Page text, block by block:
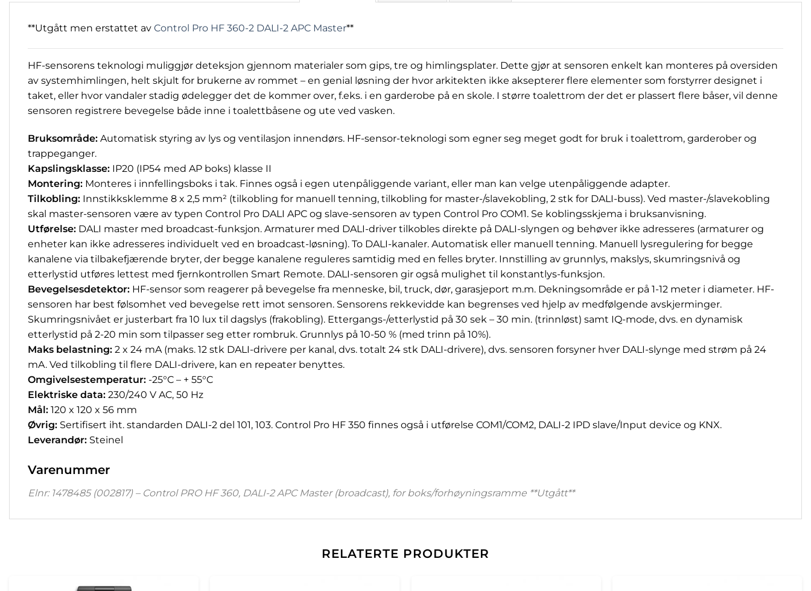
**Utgått men erstattet av Control Pro HF 360-2 DALI-2 APC Master**
HF-sensorens teknologi muliggjør deteksjon gjennom materialer som gips, tre og himlingsplater. Dette gjør at sensoren enkelt kan monteres på oversiden
av systemhimlingen, helt skjult for brukerne av rommet – en genial løsning der hvor arkitekten ikke aksepterer flere elementer som forstyrrer designet i
taket, eller hvor vandaler stadig ødelegger det de kommer over, f.eks. i en garderobe på en skole. I større toalettrom der det er plassert flere båser, vil denne
sensoren registrere bevegelse både inne i toalettbåsene og ute ved vasken.
Bruksområde: Automatisk styring av lys og ventilasjon innendørs. HF-sensor-teknologi som egner seg meget godt for bruk i toalettrom, garderober og
trappeganger.
Kapslingsklasse: IP20 (IP54 med AP boks) klasse II
Montering: Monteres i innfellingsboks i tak. Finnes også i egen utenpåliggende variant, eller man kan velge utenpåliggende adapter.
Tilkobling: Innstikksklemme 8 x 2,5 mm² (tilkobling for manuell tenning, tilkobling for master-/slavekobling, 2 stk for DALI-buss). Ved master-/slavekobling
skal master-sensoren være av typen Control Pro DALI APC og slave-sensoren av typen Control Pro COM1. Se koblingsskjema i bruksanvisning.
Utførelse: DALI master med broadcast-funksjon. Armaturer med DALI-driver tilkobles direkte på DALI-slyngen og behøver ikke adresseres (armaturer og
enheter kan ikke adresseres individuelt ved en broadcast-løsning). To DALI-kanaler. Automatisk eller manuell tenning. Manuell lysregulering for begge
kanalene via tilbakefjærende bryter, der begge kanalene reguleres samtidig med en felles bryter. Innstilling av grunnlys, makslys, skumringsnivå og
etterlystid utføres lettest med fjernkontrollen Smart Remote. DALI-sensoren gir også mulighet til konstantlys-funksjon.
Bevegelsesdetektor: HF-sensor som reagerer på bevegelse fra menneske, bil, truck, dør, garasjeport m.m. Dekningsområde er på 1-12 meter i diameter. HF-
sensoren har best følsomhet ved bevegelse rett imot sensoren. Sensorens rekkevidde kan begrenses ved hjelp av medfølgende avskjerminger.
Skumringsnivået er justerbart fra 10 lux til dagslys (frakobling). Ettergangs-/etterlystid på 30 sek – 30 min. (trinnløst) samt IQ-mode, dvs. en dynamisk
etterlystid på 2-20 min som tilpasser seg etter rombruk. Grunnlys på 10-50 % (med trinn på 10%).
Maks belastning: 2 x 24 mA (maks. 12 stk DALI-drivere per kanal, dvs. totalt 24 stk DALI-drivere), dvs. sensoren forsyner hver DALI-slynge med strøm på 24
mA. Ved tilkobling til flere DALI-drivere, kan en repeater benyttes.
Omgivelsestemperatur: -25°C – + 55°C
Elektriske data: 230/240 V AC, 50 Hz
Mål: 120 x 120 x 56 mm
Øvrig: Sertifisert iht. standarden DALI-2 del 101, 103. Control Pro HF 350 finnes også i utførelse COM1/COM2, DALI-2 IPD slave/Input device og KNX.
Leverandør: Steinel
Varenummer
Elnr: 1478485 (002817) – Control PRO HF 360, DALI-2 APC Master (broadcast), for boks/forhøyningsramme **Utgått**
RELATERTE PRODUKTER